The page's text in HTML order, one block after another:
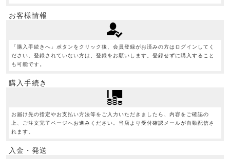
お客様情報
「購入手続きへ」ボタンをクリック後、会員登録がお済みの方はログインしてく
ださい。登録されていない方は、登録をお願いします。登録せずに購入すること
も可能です。
購入手続き
お届け先の指定やお支払い方法等をご入力いただきましたら、内容をご確認の
上、ご注文完了ページへお進みください。当店より受付確認メールが自動配信さ
れます。
入金・発送